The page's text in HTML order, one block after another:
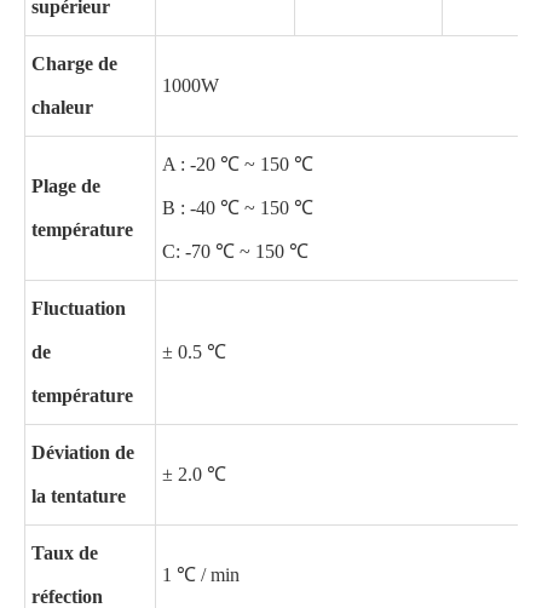
supérieur
Charge de
chaleur
1000W
Plage de
température
A : -20 ℃ ~ 150 ℃
B : -40 ℃ ~ 150 ℃
C: -70 ℃ ~ 150 ℃
Fluctuation
de
température
± 0.5 ℃
Déviation de
la tentature
± 2.0 ℃
Taux de
réfection
1 ℃ / min